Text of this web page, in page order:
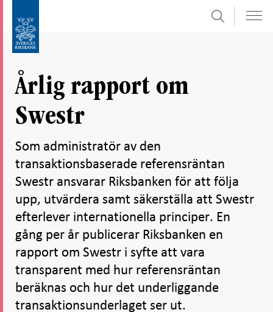
direkt
innehåll
undersidor
Sök
Årlig rapport om
Swestr
Som administratör av den
transaktionsbaserade referensräntan
Swestr ansvarar Riksbanken för att följa
upp, utvärdera samt säkerställa att Swestr
efterlever internationella principer. En
gång per år publicerar Riksbanken en
rapport om Swestr i syfte att vara
transparent med hur referensräntan
beräknas och hur det underliggande
transaktionsunderlaget ser ut.